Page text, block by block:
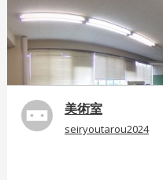
美術室
seiryoutarou2024